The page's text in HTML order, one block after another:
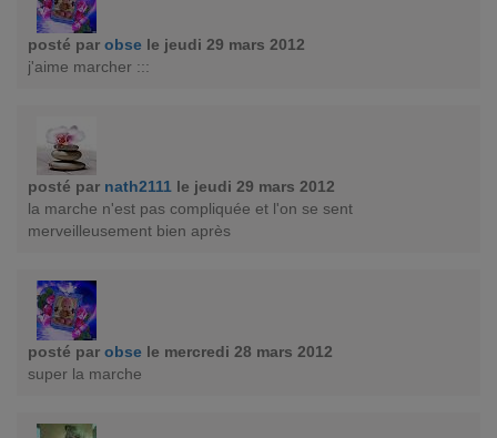
posté par obse le jeudi 29 mars 2012
j'aime marcher :::
posté par nath2111 le jeudi 29 mars 2012
la marche n'est pas compliquée et l'on se sent
merveilleusement bien après
posté par obse le mercredi 28 mars 2012
super la marche